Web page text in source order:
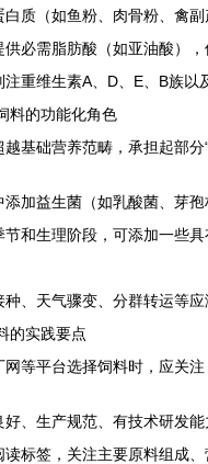
白质（如鱼粉、肉骨粉、禽
供必需脂肪酸（如亚油酸）
注重维生素A、D、E、B族
料的功能化角色
基础营养范畴，承担起部分“
添加益生菌（如乳酸菌、芽
节和生理阶段，可添加一些
种、天气骤变、分群转运等
的实践要点
等平台选择饲料时，应关注
好、生产规范、有技术研发
读标签，关注主要原料组成